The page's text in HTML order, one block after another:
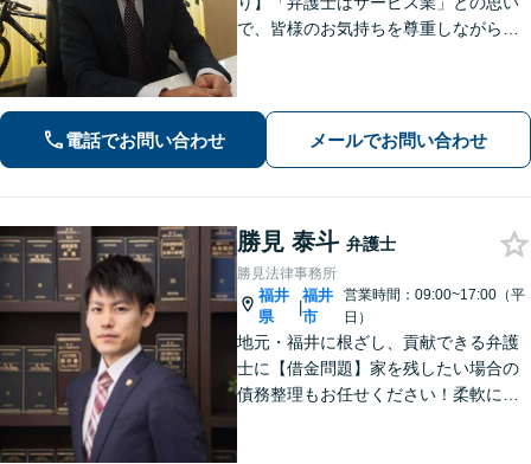
で、皆様のお気持ちを尊重しながら解
直通電話｜事前予約で夜間・休日可】
【完全個室】
電話でお問い合わせ メールでお問い合わせ
勝見 泰斗 弁護士
勝見法律事務所
福井
県
|
福井
市
営業時間：09:00~17:00（平
日）
地元・福井に根ざし、貢献できる弁護
士に【借金問題】家を残したい場合の
債務整理もお任せください！柔軟に対